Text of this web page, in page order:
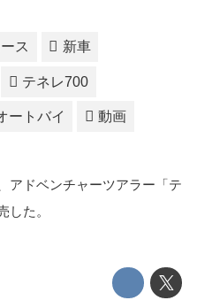
ス 新車
テネレ700
ートバイ 動画
アドベンチャーツアラー「テ
した。